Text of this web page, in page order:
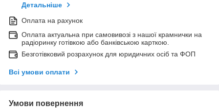
Детальніше
Оплата на рахунок
Оплата актуальна при самовивозі з нашої крамнички на
радіоринку готівкою або банківською карткою.
Безготівковий розрахунок для юридичних осіб та ФОП
Всі умови оплати
Умови повернення